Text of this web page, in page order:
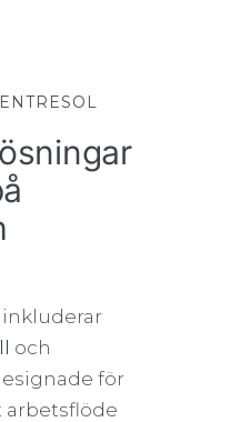
inkluderar
och
för
arbetsflöde